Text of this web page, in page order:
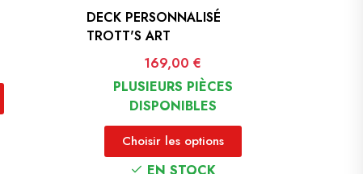
DECK PERSONNALISÉ
TROTT'S ART
Prix
169,00 €
PLUSIEURS PIÈCES
DISPONIBLES
Choisir les options